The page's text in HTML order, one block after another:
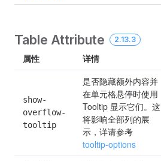
Table Attribute 2.13.3
属性 详情
show-
overflow-
tooltip
是否隐藏额外内容并
在单元格悬停时使用
Tooltip 显示它们。这
将影响全部列的展
示，详请参考
tooltip-options